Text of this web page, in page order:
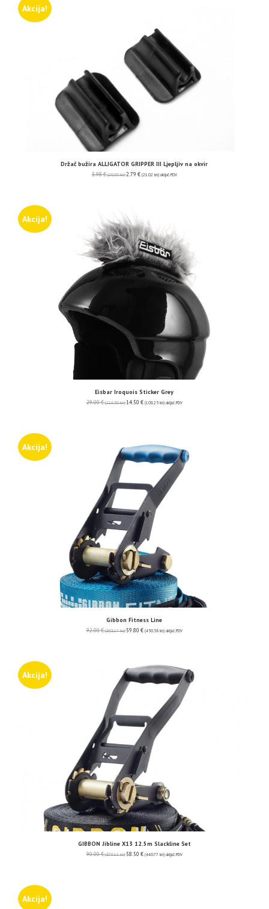
Akcija!
Držač bužira ALLIGATOR GRIPPER III Ljepljiv na okvir
3.98€ (29.99 kn) 2.79 € (21.02 kn) uključ. PDV
Akcija!
Eisbar Iroquois Sticker Grey
29.00€ (218.50 kn) 14.50 € (109.25 kn) uključ. PDV
Akcija!
Gibbon Fitness Line
92.00€ (693.17 kn) 59.80 € (450.56 kn) uključ. PDV
Akcija!
GIBBON Jibline X13 12.5m Slackline Set
90.00€ (678.11 kn) 58.50 € (440.77 kn) uključ. PDV
Akcija!